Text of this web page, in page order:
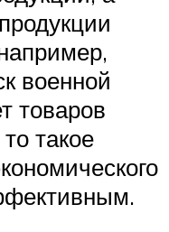
военной
товаров
такое